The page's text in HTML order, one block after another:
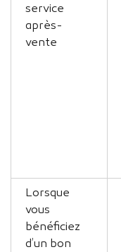
service
après-
vente
Lorsque
vous
bénéficiez
d’un bon